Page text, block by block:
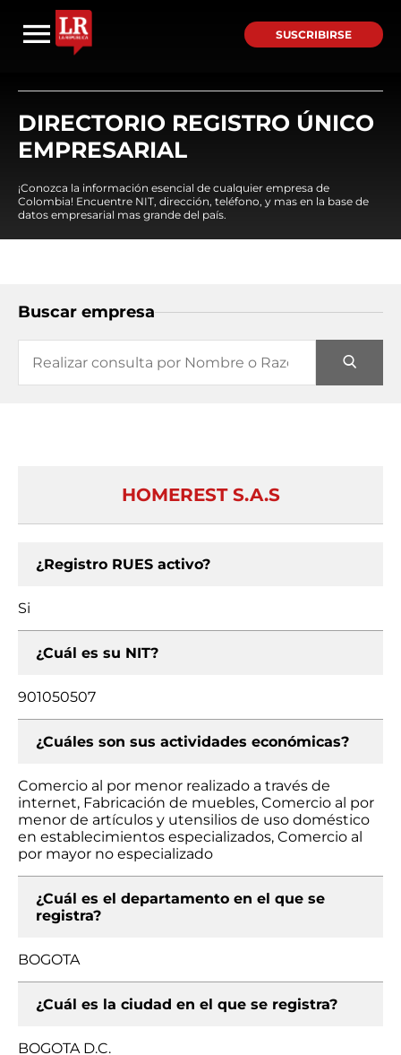
SUSCRIBIRSE
DIRECTORIO REGISTRO ÚNICO
EMPRESARIAL
¡Conozca la información esencial de cualquier empresa de
Colombia! Encuentre NIT, dirección, teléfono, y mas en la base de
datos empresarial mas grande del país.
Buscar empresa
HOMEREST S.A.S
¿Registro RUES activo?
Si
¿Cuál es su NIT?
901050507
¿Cuáles son sus actividades económicas?
Comercio al por menor realizado a través de
internet, Fabricación de muebles, Comercio al por
menor de artículos y utensilios de uso doméstico
en establecimientos especializados, Comercio al
por mayor no especializado
¿Cuál es el departamento en el que se
registra?
BOGOTA
¿Cuál es la ciudad en el que se registra?
BOGOTA D.C.